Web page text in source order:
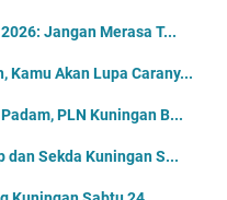
Jangan Merasa T...
Kamu Akan Lupa Carany...
PLN Kuningan B...
dan Sekda Kuningan S...